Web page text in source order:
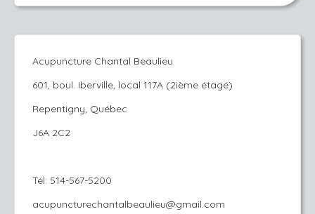
Acupuncture Chantal Beaulieu
601, boul. Iberville, local 117A (2ième étage)
Repentigny, Québec
J6A 2C2
Tél: 514-567-5200
acupuncturechantalbeaulieu@gmail.com